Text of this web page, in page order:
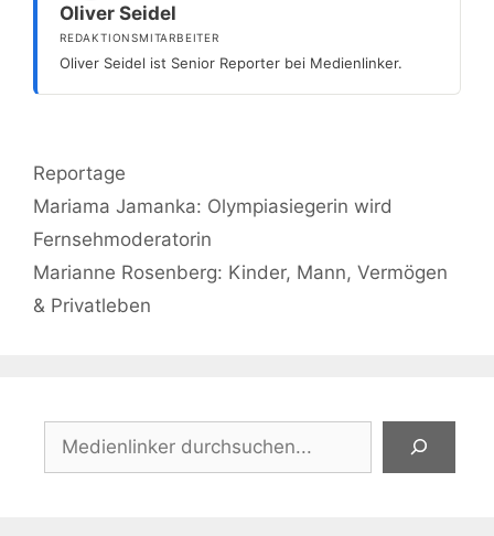
Oliver Seidel
REDAKTIONSMITARBEITER
Oliver Seidel ist Senior Reporter bei Medienlinker.
Kategorien
Reportage
Mariama Jamanka: Olympiasiegerin wird
Fernsehmoderatorin
Marianne Rosenberg: Kinder, Mann, Vermögen
& Privatleben